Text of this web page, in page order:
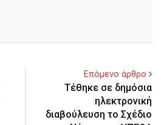
Επόμενο άρθρο
Τέθηκε σε δημόσια
ηλεκτρονική
διαβούλευση το Σχέδιο